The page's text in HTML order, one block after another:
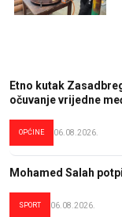
Etno kutak
očuvanje vrijedne
OPĆINE 06.08.2026.
Mohamed Salah
SPORT 06.08.2026.